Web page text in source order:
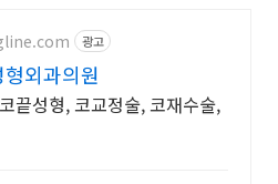
광고
외과의원
끝성형, 코교정술, 코재수술,